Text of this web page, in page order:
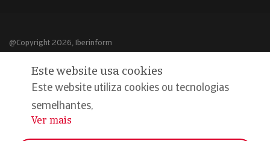
@Copyright 2026, Iberinform
Aviso legal
Política de cookies
Declaração de privacidade
Este website usa cookies
Este website utiliza cookies ou tecnologias
semelhantes,
...
Ver mais